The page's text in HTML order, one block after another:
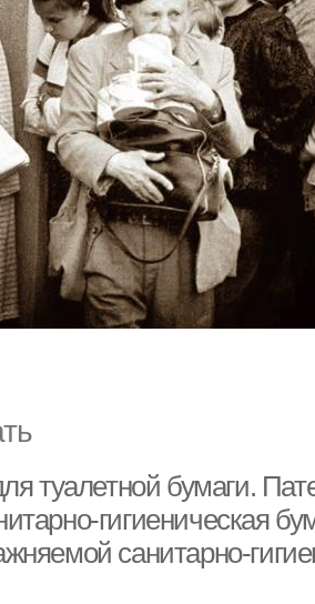
туалетной бумаги.
гигиеническая
санитарно-